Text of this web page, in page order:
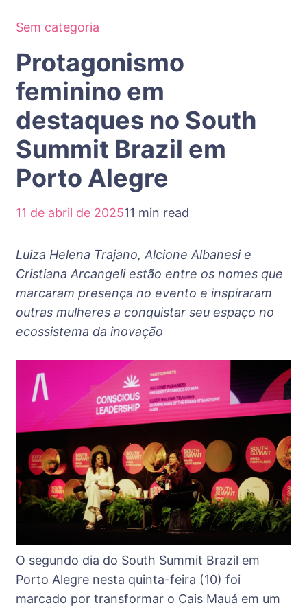
Sem categoria
Protagonismo
feminino em
destaques no South
Summit Brazil em
Porto Alegre
11 de abril de 202511 min read
Luiza Helena Trajano, Alcione Albanesi e
Cristiana Arcangeli estão entre os nomes que
marcaram presença no evento e inspiraram
outras mulheres a conquistar seu espaço no
ecossistema da inovação
O segundo dia do South Summit Brazil em
Porto Alegre nesta quinta-feira (10) foi
marcado por transformar o Cais Mauá em um